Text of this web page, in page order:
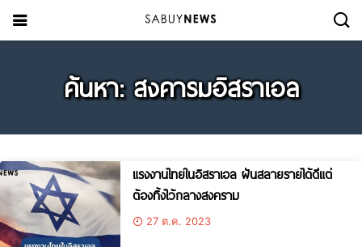
ค้นหา: สงคารมอิสราเอล
แรงงานไทยในอิสราเอล ฝันสลายรายได้ดีแต่
ต้องทิ้งไว้กลางสงคราม
27 ต.ค. 2023